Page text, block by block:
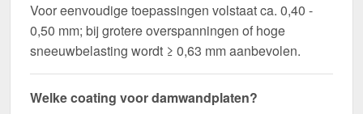
Voor eenvoudige toepassingen volstaat ca. 0,40 -
0,50 mm; bij grotere overspanningen of hoge
sneeuwbelasting wordt ≥ 0,63 mm aanbevolen.
Welke coating voor damwandplaten?